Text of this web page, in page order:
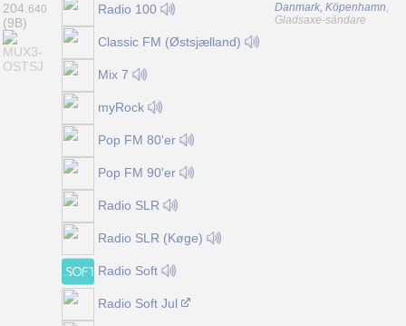
204. 640
(9B)
Radio 100
Classic FM (Østsjælland)
Mix 7
myRock
Pop FM 80'er
Pop FM 90'er
Radio SLR
Radio SLR (Køge)
Radio Soft
Radio Soft Jul
Danmark, Köpenhamn,
Gladsaxe-sändare